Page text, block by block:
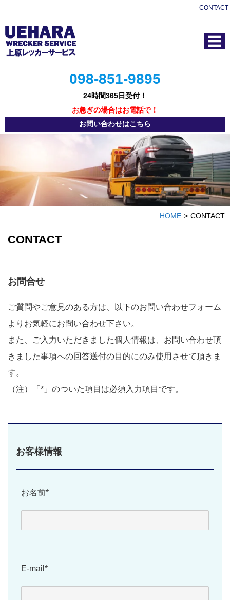
CONTACT
098‐851‐9895
24時間365日受付！
お急ぎの場合はお電話で！
お問い合わせはこちら
HOME CONTACT
CONTACT
お問合せ
ご質問やご意見のある方は、以下のお問い合わせフォーム
よりお気軽にお問い合わせ下さい。
また、ご入力いただきました個人情報は、お問い合わせ頂
きました事項への回答送付の目的にのみ使用させて頂きま
す。
（注）「*」のついた項目は必須入力項目です。
お客様情報
お名前*
E-mail*